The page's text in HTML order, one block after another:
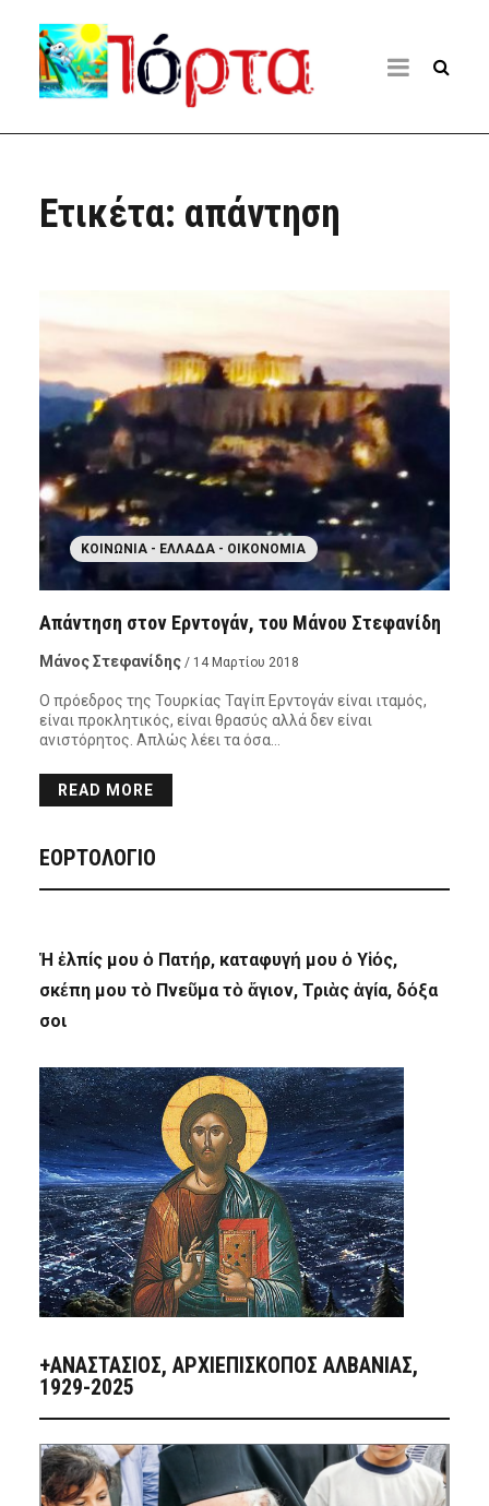
Ετικέτα: απάντηση
ΚΟΙΝΩΝΊΑ - ΕΛΛΆΔΑ - ΟΙΚΟΝΟΜΊΑ
Απάντηση στον Ερντογάν, του Μάνου Στεφανίδη
Μάνος Στεφανίδης / 14 Μαρτίου 2018
Ο πρόεδρος της Τουρκίας Ταγίπ Ερντογάν είναι ιταμός,
είναι προκλητικός, είναι θρασύς αλλά δεν είναι
ανιστόρητος. Απλώς λέει τα όσα…
READ MORE
ΕΟΡΤΟΛΟΓΙΟ
Ἡ ἐλπίς μου ὁ Πατήρ, καταφυγή μου ὁ Υἱός,
σκέπη μου τὸ Πνεῦμα τὸ ἅγιον, Τριὰς ἁγία, δόξα
σοι
+ΑΝΑΣΤΆΣΙΟΣ, ΑΡΧΙΕΠΊΣΚΟΠΟΣ ΑΛΒΑΝΊΑΣ,
1929-2025